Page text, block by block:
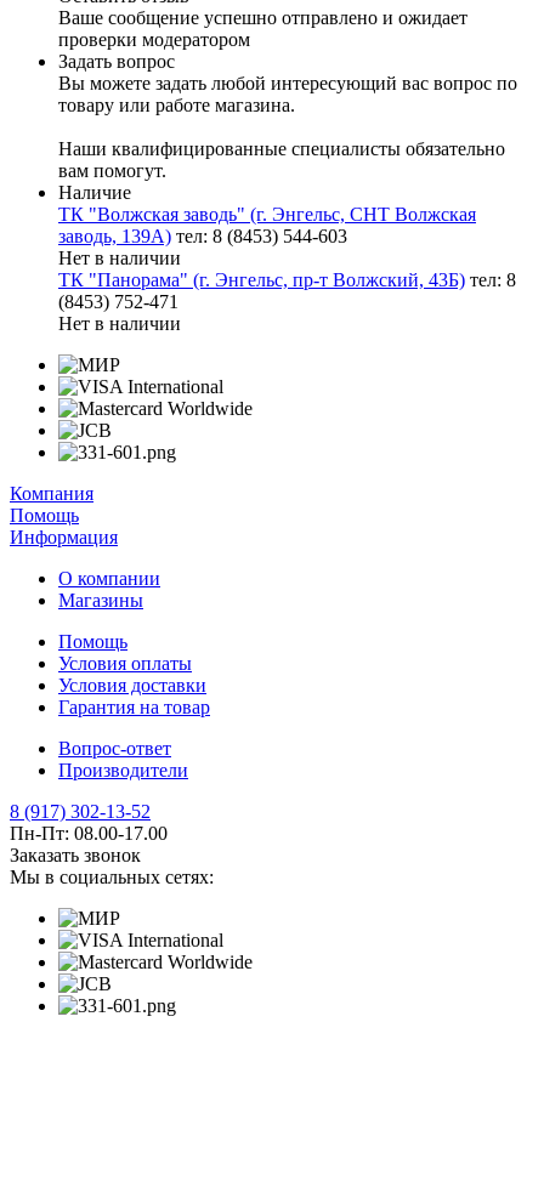
Ваше сообщение успешно отправлено и ожидает
проверки модератором
Задать вопрос
Вы можете задать любой интересующий вас вопрос по
товару или работе магазина.
Наши квалифицированные специалисты обязательно
вам помогут.
Наличие
ТК "Волжская заводь" (г. Энгельс, СНТ Волжская
заводь, 139А) тел: 8 (8453) 544-603
Нет в наличии
ТК "Панорама" (г. Энгельс, пр-т Волжский, 43Б) тел: 8
(8453) 752-471
Нет в наличии
Компания
Помощь
Информация
О компании
Магазины
Помощь
Условия оплаты
Условия доставки
Гарантия на товар
Вопрос-ответ
Производители
8 (917) 302-13-52
Пн-Пт: 08.00-17.00
Заказать звонок
Мы в социальных сетях: